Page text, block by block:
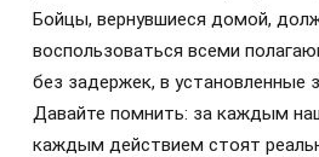
Бойцы, вернувшиеся домой,
воспользоваться всеми
без задержек, в установленные
Давайте помнить: за каждым
каждым действием стоят